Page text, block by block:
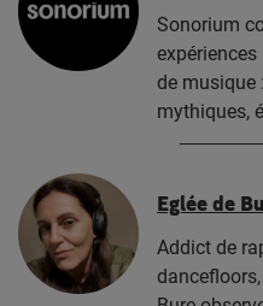
Sonorium
de musique
mythiques,
Eglée de
Addict de
dancefloors,